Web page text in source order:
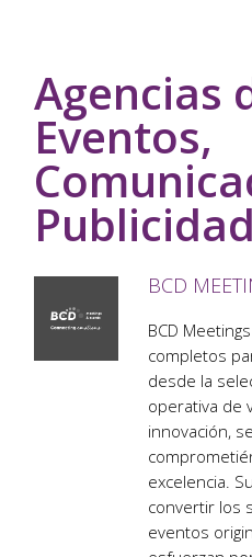
Agencias
Eventos,
Publicidad
BCD
BCD
completos
desde la
operativa de
innovación,
excelencia.
convertir los
eventos